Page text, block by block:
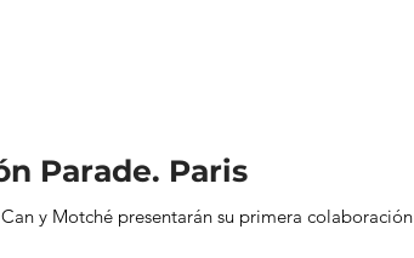
Parade. Paris
y Motché presentarán su primera colaboración